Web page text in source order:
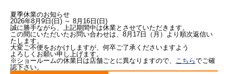
夏季休業のお知らせ
2026年8月9日(日) ～ 8月16日(日)
誠に勝手ながら、上記期間中は休業とさせていただきます。
この間にいただいたお問い合わせは、8月17日（月）より順次返信い
たします。
大変ご不便をおかけしますが、何卒ご了承くださいますよう
よろしくお願い申し上げます。
※ショールームの休業日は店舗ごとに異なりますので、 こちらでご確
認下さい。